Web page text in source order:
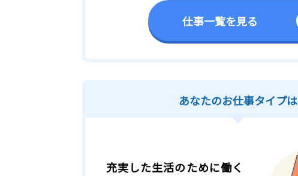
仕事一覧を見る
あなたのお仕事タイプは
充実した生活のために働く